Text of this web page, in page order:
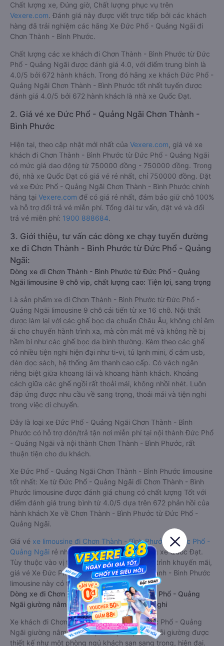
Chất lượng xe, Đúng giờ, Chất lượng phục vụ trên
Vexere.com. Đánh giá này được viết trực tiếp bởi các khách
hàng đã trải nghiệm các hãng Xe Đức Phổ - Quảng Ngãi đi
Chơn Thành - Bình Phước.
Chất lượng các xe khách đi Chơn Thành - Bình Phước từ Đức
Phổ - Quảng Ngãi được đánh giá 4.0, với điểm trung bình là
4.0/5 bởi 672 hành khách. Trong đó hãng xe khách Đức Phổ -
Quảng Ngãi Chơn Thành - Bình Phước tốt nhất tuyến được
đánh giá 4.0/5 bởi 672 hành khách là nhà xe Quốc Đạt.
2. Giá vé xe Đức Phổ - Quảng Ngãi Chơn Thành -
Bình Phước
Hiện tại, theo cập nhật mới nhất của Vexere.com , giá vé xe
khách đi Chơn Thành - Bình Phước từ Đức Phổ - Quảng Ngãi
có mức giá dao động từ 750000 đồng - 750000 đồng. Trong
đó, nhà xe Quốc Đạt có giá vé rẻ nhất, chỉ 750000 đồng. Đặt
vé xe Đức Phổ - Quảng Ngãi Chơn Thành - Bình Phước chính
hãng tại Vexere.com để có giá rẻ nhất, đảm bảo giữ chỗ 100%
và hỗ trợ đổi trả vé miễn phí. Tổng đài tư vấn, đặt vé và đổi
trả vé miễn phí: 1900 888684.
3. Giới thiệu, tư vấn các dòng xe chạy tuyến đường
xe đi Chơn Thành - Bình Phước từ Đức Phổ - Quảng
Ngãi:
Dòng xe đi Chơn Thành - Bình Phước từ Đức Phổ - Quảng
Ngãi limousine 9 chỗ vip, chất lượng cao: Tiện lợi, sang trọng
Là sản phẩm xe đi Chơn Thành - Bình Phước từ Đức Phổ -
Quảng Ngãi limousine 9 chỗ cải tiến từ xe 16 chỗ. Nội thất
được làm lại với các ghế bọc da chuẩn Châu Âu, không chỉ êm
ái cho chuyến hành trình xa, mà còn mát mẻ và không hề bị
hầm bí như các ghế bọc da bình thường. Kèm theo các ghế
có nhiều tiện nghi hiện đại như ti-vi, tủ lạnh mini, ổ cắm usb,
đèn đọc sách, hệ thống âm thanh cao cấp. Có vách ngăn
riêng biệt giữa khoang lái và khoang hành khách. Khoảng
cách giữa các ghế ngồi rất thoải mái, không nhồi nhét. Luôn
đáp ứng được nhu cầu về sang trọng, thoải mái và tiện nghi
trong việc di chuyển.
Đây là loại xe Đức Phổ - Quảng Ngãi Chơn Thành - Bình
Phước có hỗ trợ đón/trả tận nơi miễn phí tại nội thành Đức Phổ
- Quảng Ngãi và nội thành Chơn Thành - Bình Phước, rất
thuận tiện cho du khách.
Xe Đức Phổ - Quảng Ngãi Chơn Thành - Bình Phước limousine
tốt nhất: Xe từ Đức Phổ - Quảng Ngãi đi Chơn Thành - Bình
Phước limousine được đánh giá chung có chất lượng Tốt với
điểm đánh giá trung bình từ 4.0/5 dựa trên 672 phản hồi của
hành khách Xe về Chơn Thành - Bình Phước từ Đức Phổ -
Quảng Ngãi.
Giá vé xe limousine đi Chơn Thành - Bình Phước từ Đức Phổ -
Quảng Ngãi rẻ nhất là 750000VND của hãng xe Quốc Đạt.
Tùy thuộc vào vị trí ngồi của bạn và chương trình khuyến mãi,
giá vé Xe Đức Phổ - Quảng Ngãi đi Chơn Thành - Bình Phước
limousine này có thể sẽ rẻ hơn
Dòng xe đi Chơn Thành - Bình Phước từ Đức Phổ - Quảng
Ngãi giường nằm đôi: Riêng tư, đầy đủ tiện nghi
Xe khách đi Chơn Thành - Bình Phước từ Đức Phổ - Quảng
Ngãi giường nằm đôi là loại xe đặc biệt. Với mỗi giường được
thiết kế như một phòng ngủ khách sạn sang trọng, hiện đại.